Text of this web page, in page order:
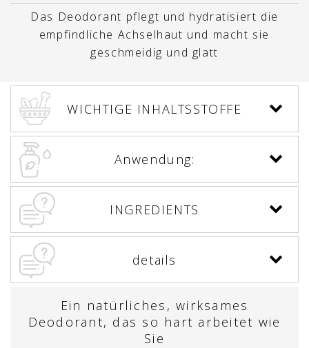
Das Deodorant pflegt und hydratisiert die
empfindliche Achselhaut und macht sie
geschmeidig und glatt
WICHTIGE INHALTSSTOFFE
Anwendung:
INGREDIENTS
details
Ein natürliches, wirksames
Deodorant, das so hart arbeitet wie
Sie